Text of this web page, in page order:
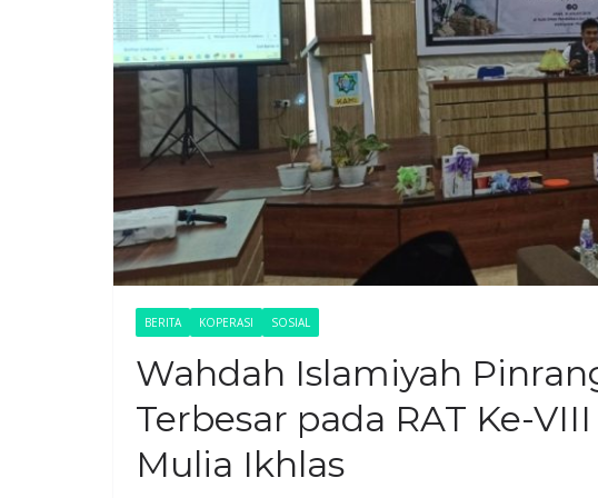
BERITA KOPERASI SOSIAL
Wahdah Islamiyah
Terbesar pada RAT Ke-
Mulia Ikhlas